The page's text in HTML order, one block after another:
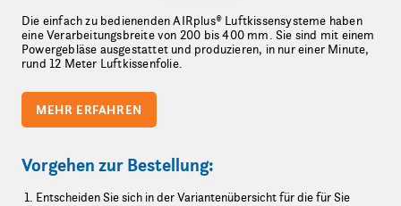
Die einfach zu bedienenden AIRplus® Luftkissensysteme haben
eine Verarbeitungsbreite von 200 bis 400 mm. Sie sind mit einem
Powergebläse ausgestattet und produzieren, in nur einer Minute,
rund 12 Meter Luftkissenfolie.
MEHR ERFAHREN
Vorgehen zur Bestellung:
Entscheiden Sie sich in der Variantenübersicht für die für Sie